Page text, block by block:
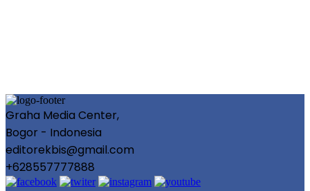
Graha Media Center,
Bogor - Indonesia
editorekbis@gmail.com
+628557777888